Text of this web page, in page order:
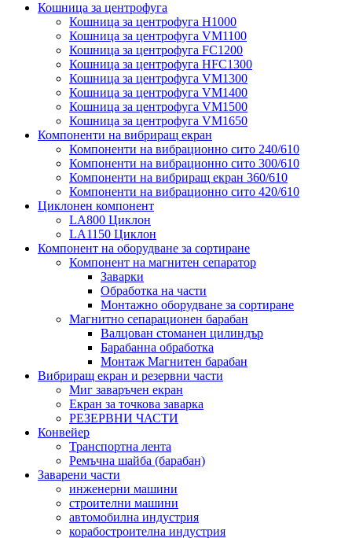
Кошница за центрофуга
Кошница за центрофуга H1000
Кошница за центрофуга VM1100
Кошница за центрофуга FC1200
Кошница за центрофуга HFC1300
Кошница за центрофуга VM1300
Кошница за центрофуга VM1400
Кошница за центрофуга VM1500
Кошница за центрофуга VM1650
Компоненти на вибриращ екран
Компоненти на вибрационно сито 240/610
Компоненти на вибрационно сито 300/610
Компоненти на вибриращ екран 360/610
Компоненти на вибрационно сито 420/610
Циклонен компонент
LA800 Циклон
LA1150 Циклон
Компонент на оборудване за сортиране
Компонент на магнитен сепаратор
Заварки
Обработка на части
Монтажно оборудване за сортиране
Магнитно сепарационен барабан
Валцован стоманен цилиндър
Барабанна обработка
Монтаж Магнитен барабан
Вибриращ екран и резервни части
Миг заваръчен екран
Екран за точкова заварка
РЕЗЕРВНИ ЧАСТИ
Конвейер
Транспортна лента
Ремъчна шайба (барабан)
Заварени части
инженерни машини
строителни машини
автомобилна индустрия
корабостроителна индустрия